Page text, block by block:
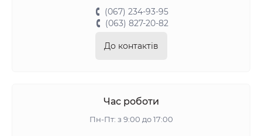
(067) 234-93-95
(063) 827-20-82
До контактів
Час роботи
Пн-Пт: з 9:00 до 17:00